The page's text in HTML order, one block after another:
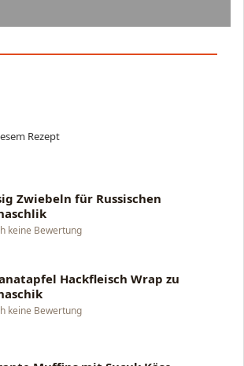
Rezept
Zwiebeln für Russischen
keine Bewertung
Hackfleisch Wrap zu
keine Bewertung